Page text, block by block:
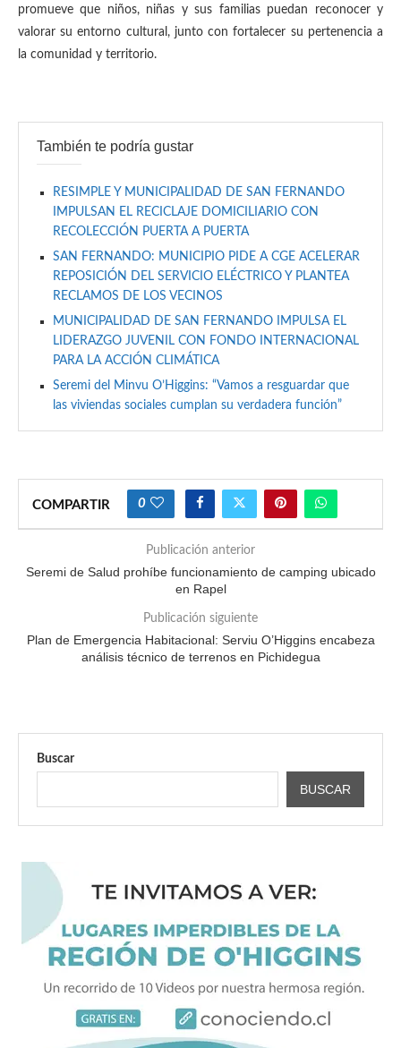
promueve que niños, niñas y sus familias puedan reconocer y
valorar su entorno cultural, junto con fortalecer su pertenencia a
la comunidad y territorio.
También te podría gustar
RESIMPLE Y MUNICIPALIDAD DE SAN FERNANDO
IMPULSAN EL RECICLAJE DOMICILIARIO CON
RECOLECCIÓN PUERTA A PUERTA
SAN FERNANDO: MUNICIPIO PIDE A CGE ACELERAR
REPOSICIÓN DEL SERVICIO ELÉCTRICO Y PLANTEA
RECLAMOS DE LOS VECINOS
MUNICIPALIDAD DE SAN FERNANDO IMPULSA EL
LIDERAZGO JUVENIL CON FONDO INTERNACIONAL
PARA LA ACCIÓN CLIMÁTICA
Seremi del Minvu O’Higgins: “Vamos a resguardar que
las viviendas sociales cumplan su verdadera función”
COMPARTIR 0
Publicación anterior
Seremi de Salud prohíbe funcionamiento de camping ubicado
en Rapel
Publicación siguiente
Plan de Emergencia Habitacional: Serviu O’Higgins encabeza
análisis técnico de terrenos en Pichidegua
Buscar
BUSCAR